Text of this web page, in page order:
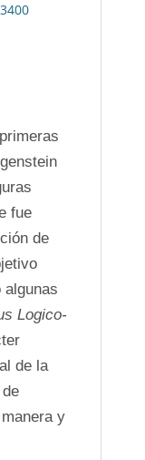
fue
de
algunas
Logico-
de la
y